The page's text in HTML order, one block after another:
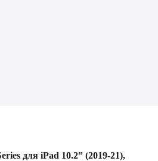
для iPad 10.2” (2019-21),